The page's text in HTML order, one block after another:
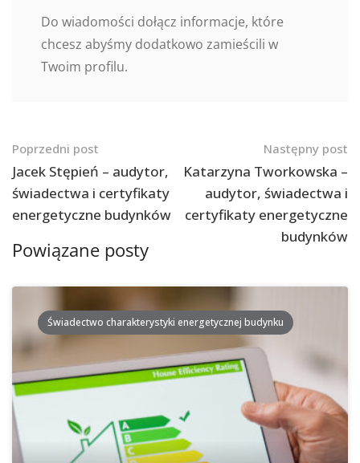
Do wiadomości dołącz informacje, które
chcesz abyśmy dodatkowo zamieścili w
Twoim profilu.
Nawigacja
po
postach
Poprzedni post
Jacek Stępień – audytor,
świadectwa i certyfikaty
energetyczne budynków
Następny post
Katarzyna Tworkowska –
audytor, świadectwa i
certyfikaty energetyczne
budynków
Powiązane posty
Świadectwo charakterystyki energetycznej budynku